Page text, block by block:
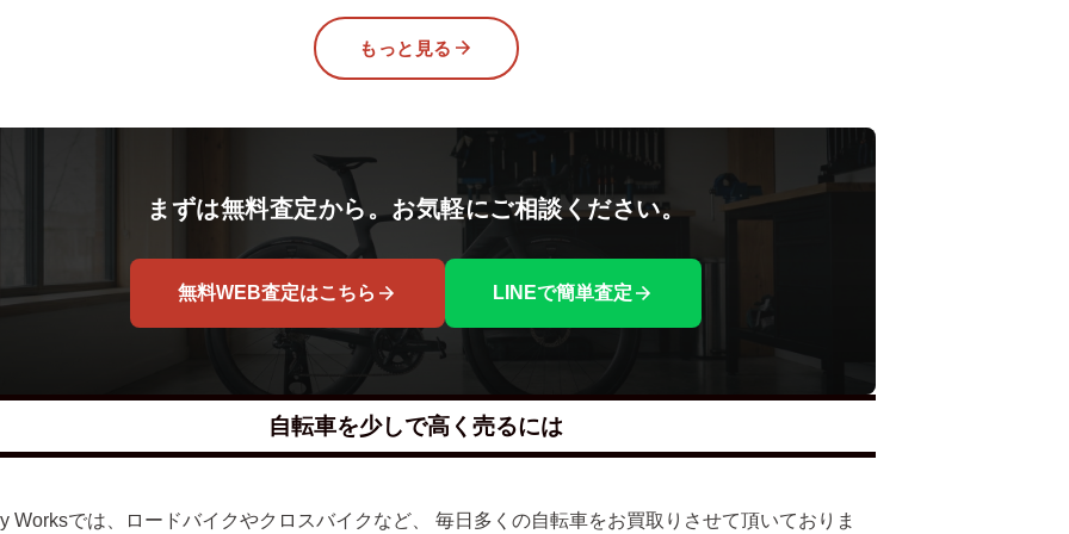
もっと見る
まずは無料査定から。お気軽にご相談ください。
無料WEB査定はこちら LINEで簡単査定
自転車を少しで高く売るには
Worksでは、ロードバイクやクロスバイクなど、 毎日多くの自転車をお買取りさせて頂いておりま